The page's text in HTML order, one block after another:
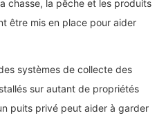
chasse, la pêche et les produits
être mis en place pour aider
systèmes de collecte des
sur autant de propriétés
puits privé peut aider à garder